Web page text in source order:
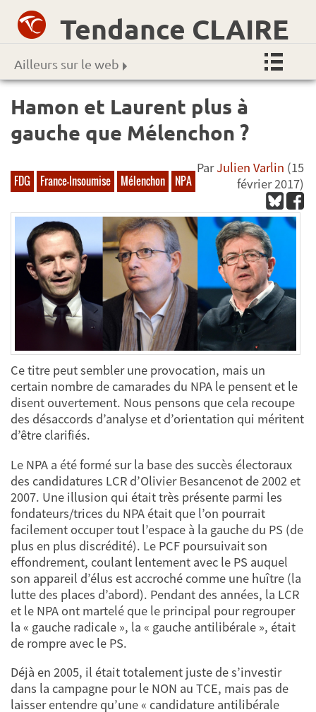
Tendance CLAIRE
Ailleurs sur le web
Hamon et Laurent plus à
gauche que Mélenchon ?
FDG France-Insoumise Mélenchon NPA
ParJulien Varlin (15
février 2017)
Ce titre peut sembler une provocation, mais un
certain nombre de camarades du NPA le pensent et le
disent ouvertement. Nous pensons que cela recoupe
des désaccords d’analyse et d’orientation qui méritent
d’être clarifiés.
Le NPA a été formé sur la base des succès électoraux
des candidatures LCR d’Olivier Besancenot de 2002 et
2007. Une illusion qui était très présente parmi les
fondateurs/trices du NPA était que l’on pourrait
facilement occuper tout l’espace à la gauche du PS (de
plus en plus discrédité). Le PCF poursuivait son
effondrement, coulant lentement avec le PS auquel
son appareil d’élus est accroché comme une huître (la
lutte des places d’abord). Pendant des années, la LCR
et le NPA ont martelé que le principal pour regrouper
la « gauche radicale », la « gauche antilibérale », était
de rompre avec le PS.
Déjà en 2005, il était totalement juste de s’investir
dans la campagne pour le NON au TCE, mais pas de
laisser entendre qu’une « candidature antilibérale